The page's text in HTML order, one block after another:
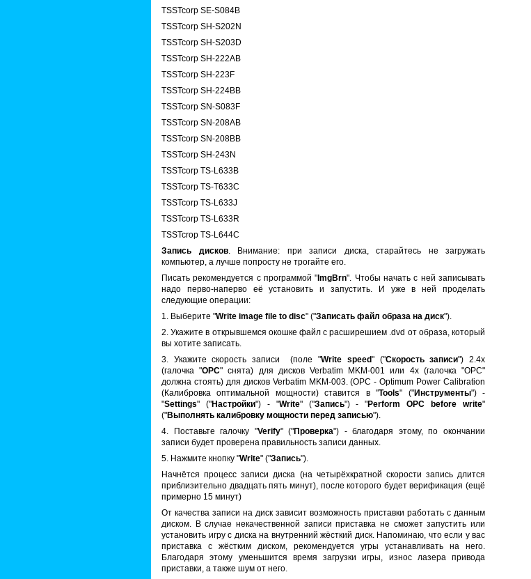
TSSTcorp SE-S084B
TSSTcorp SH-S202N
TSSTcorp SH-S203D
TSSTcorp SH-222AB
TSSTcorp SH-223F
TSSTcorp SH-224BB
TSSTcorp SN-S083F
TSSTcorp SN-208AB
TSSTcorp SN-208BB
TSSTcorp SH-243N
TSSTcorp TS-L633B
TSSTcorp TS-T633C
TSSTcorp TS-L633J
TSSTcorp TS-L633R
TSSTcrop TS-L644C
Запись дисков. Внимание: при записи диска, старайтесь не загружать
компьютер, а лучше попросту не трогайте его.
Писать рекомендуется с программой " ImgBrn". Чтобы начать с ней записывать
надо перво-наперво её установить и запустить. И уже в ней проделать
следующие операции:
1. Выберите "Write image file to disc" ("Записать файл образа на диск").
2. Укажите в открывшемся окошке файл с расширешием .dvd от образа, который
вы хотите записать.
3. Укажите скорость записи (поле "Write speed" ("Скорость записи") 2.4x
(галочка "OPC" снята) для дисков Verbatim MKM-001 или 4x (галочка "OPC"
должна стоять) для дисков Verbatim MKM-003. (OPC - Optimum Power Calibration
(Калибровка оптимальной мощности) ставится в "Tools" ("Инструменты") -
"Settings" ("Настройки") - "Write" ("Запись") - "Perform OPC before write"
("Выполнять калибровку мощности перед записью").
4. Поставьте галочку "Verify" ("Проверка") - благодаря этому, по окончании
записи будет проверена правильность записи данных.
5. Нажмите кнопку "Write" ("Запись").
Начнётся процесс записи диска (на четырёхкратной скорости запись длится
приблизительно двадцать пять минут), после которого будет верификация (ещё
примерно 15 минут)
От качества записи на диск зависит возможность приставки работать с данным
диском. В случае некачественной записи приставка не сможет запустить или
установить игру с диска на внутренний жёсткий диск. Напоминаю, что если у вас
приставка с жёстким диском, рекомендуется угры устанавливать на него.
Благодаря этому уменьшится время загрузки игры, износ лазера привода
приставки, а также шум от него.